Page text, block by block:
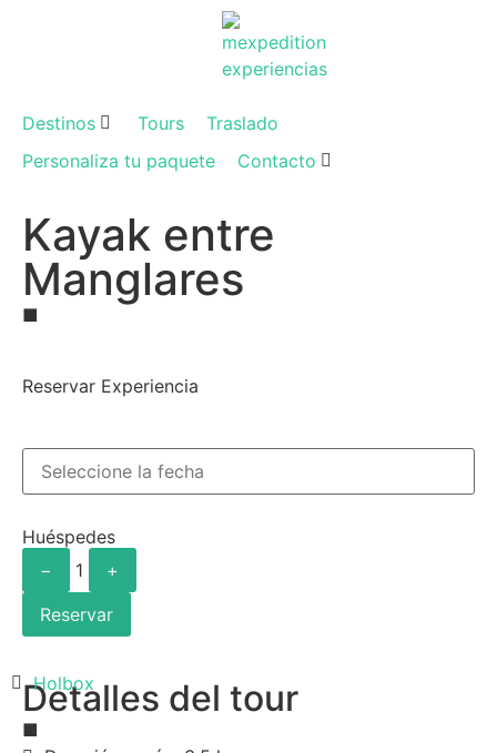
Destinos Tours
Traslado
Personaliza tu paquete
Contacto
Kayak entre
Manglares
■
Holbox
Detalles del tour
■
Reservar Experiencia
Huéspedes
−
1
+
Reservar